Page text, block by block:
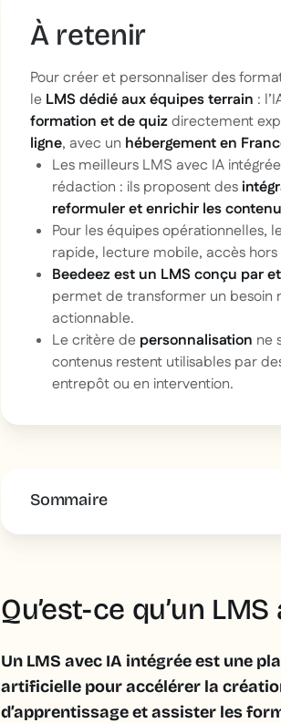
À retenir
Pour créer et personnaliser des
le LMS dédié aux équipes terrain :
formation et de quizdirectement
ligne, avec un hébergement en
Les meilleurs LMS avec IA
rédaction : ils proposent des
reformuler et enrichir les
Pour les équipes opérationnelles,
rapide, lecture mobile, accès
Beedeez est un LMS conçu par
permet de transformer un
actionnable.
Le critère de personnalisation ne
contenus restent utilisables par
entrepôt ou en intervention.
Sommaire
Qu’est-ce qu’un
Un LMS avec IA intégrée est une
artificielle pour accélérer la
d’apprentissage et assister les